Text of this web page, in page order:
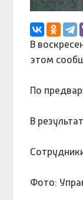
В
этом
По
В
Фото: